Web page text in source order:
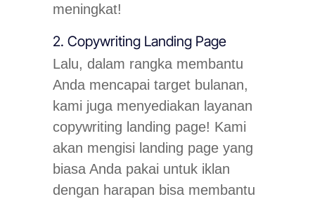
meningkat!
2. Copywriting Landing Page
Lalu, dalam rangka membantu
Anda mencapai target bulanan,
kami juga menyediakan layanan
copywriting landing page! Kami
akan mengisi landing page yang
biasa Anda pakai untuk iklan
dengan harapan bisa membantu